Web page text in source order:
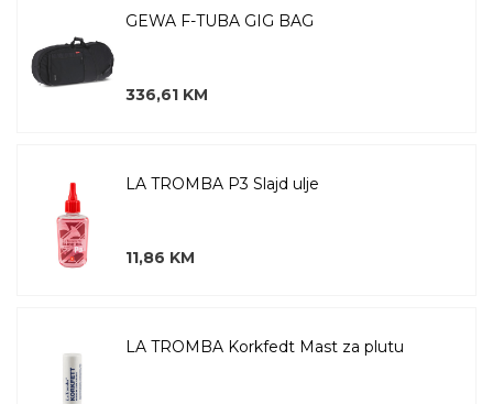
GEWA F-TUBA GIG BAG
336,61 KM
LA TROMBA P3 Slajd ulje
11,86 KM
LA TROMBA Korkfedt Mast za plutu